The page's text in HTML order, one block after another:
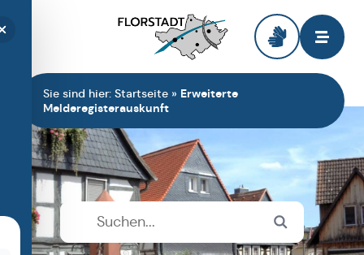
Sie sind hier: Startseite » Erweiterte
Melderegisterauskunft